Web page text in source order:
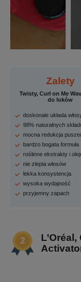
Zalety
Twisty, Curl on Me
do loków
doskonale układa
98% naturalnych
mocna redukcja
bardzo bogata formuła
roślinne ekstrakty i
nie zlepia włosów
lekka konsystencja
wysoka wydajność
przyjemny zapach